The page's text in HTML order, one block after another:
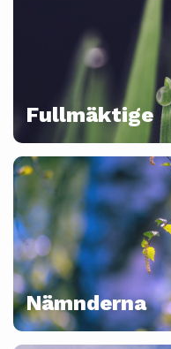
Fullmäktige
Nämnderna